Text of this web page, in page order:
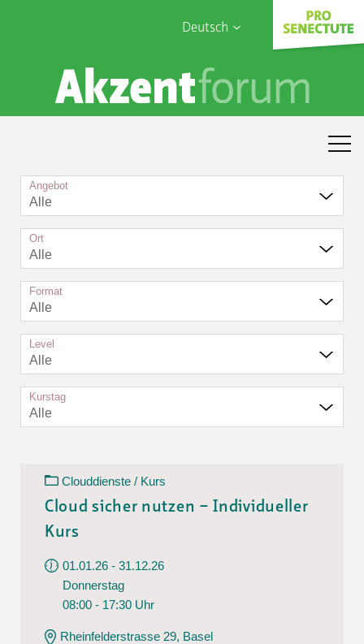
Deutsch
English
Français
Sophia Care
Angebot
Alle
Ort
Alle
Format
Alle
Level
Alle
Kurstag
Alle
Clouddienste / Kurs
Cloud sicher nutzen – Individueller
Kurs
01.01.26 - 31.12.26
Donnerstag
08:00 - 17:30 Uhr
Rheinfelderstrasse 29, Basel